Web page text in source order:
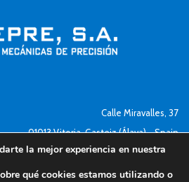
Calle Miravalles, 37
01013 Vitoria-Gasteiz (Álava) - Spain
Tel.+34 945 264 755 · Fax:+34 945 254 613
la mejor experiencia en nuestra
qué cookies estamos utilizando o